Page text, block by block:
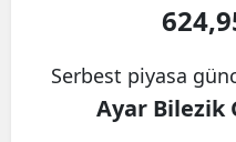
Serbest piyasa
Ayar Bilezik